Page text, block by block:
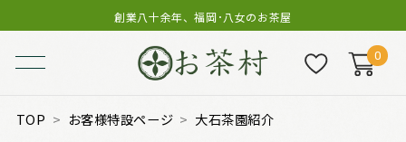
創業八十余年、福岡･八女のお茶屋
0
TOP お客様特設ページ 大石茶園紹介